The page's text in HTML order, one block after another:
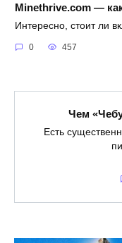
Minethrive.com —
Интересно, стоит ли
0 457
Чем
Есть